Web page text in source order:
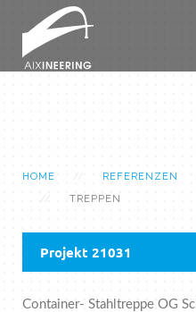
HOME REFERENZEN
TREPPEN
Projekt 21031
Container- Stahltreppe OG